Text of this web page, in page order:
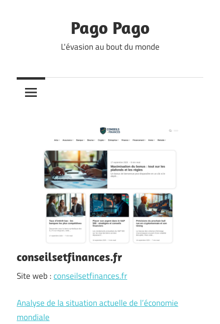
Pago Pago
L'évasion au bout du monde
conseilsetfinances.fr
Site web :conseilsetfinances.fr
Analyse de la situation actuelle de l’économie
mondiale